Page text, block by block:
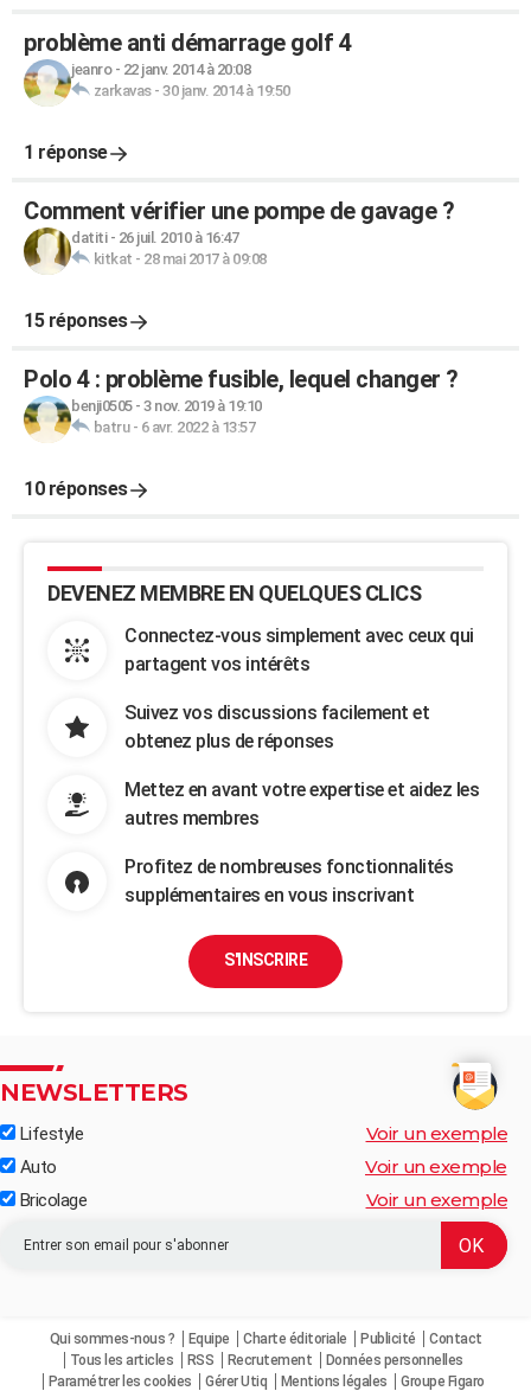
problème anti démarrage golf 4
jeanro- 22 janv. 2014 à 20:08
zarkavas- 30 janv. 2014 à 19:50
1 réponse
Comment vérifier une pompe de gavage ?
datiti- 26 juil. 2010 à 16:47
kitkat - 28 mai 2017 à 09:08
15 réponses
Polo 4 : problème fusible, lequel changer ?
benji0505- 3 nov. 2019 à 19:10
batru- 6 avr. 2022 à 13:57
10 réponses
DEVENEZ MEMBRE EN QUELQUES CLICS
Connectez-vous simplement avec ceux qui
partagent vos intérêts
Suivez vos discussions facilement et
obtenez plus de réponses
Mettez en avant votre expertise et aidez les
autres membres
Profitez de nombreuses fonctionnalités
supplémentaires en vous inscrivant
S'INSCRIRE
NEWSLETTERS
Lifestyle Voir un exemple
Auto Voir un exemple
Bricolage Voir un exemple
Qui sommes-nous ? Equipe Charte éditoriale Publicité
Contact
Tous les articles
RSS Recrutement
Données personnelles
Paramétrer les cookies
Gérer Utiq Mentions légales Groupe Figaro